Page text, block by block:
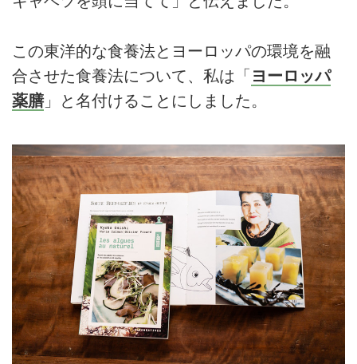
この東洋的な食養法とヨーロッパの環境を融
合させた食養法について、私は「 ヨーロッパ
薬膳」と名付けることにしました。